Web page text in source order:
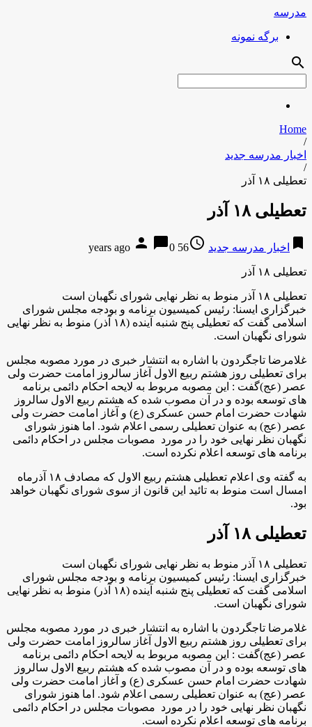
مدرسه
برگه نمونه
search
Home
/
اخبار مدرسه جدید
/
تعطیلی ۱۸ آذر
تعطیلی ۱۸ آذر
bookmark اخبار مدرسه جدید access_time
56 years ago
person chat_bubble0
تعطیلی ۱۸ آذر
تعطیلی ۱۸ آذر منوط به نظر نهایی شورای نگهبان است
خبرگزاری ایسنا: رئیس کمیسیون برنامه و بودجه مجلس شورای
اسلامی گفت که ‌تعطیلی پنج شنبه آینده (۱۸ آذر) منوط به نظر نهایی
شورای نگهبان است.
غلامرضا تاجگردون با اشاره به انتشار خبری در مورد مصوبه مجلس
برای تعطیلی روز هشتم ربیع الاول آغاز سالروز امامت حضرت ولی
عصر (عج)گفت : این مصوبه مربوط به لایحه احکام دائمی برنامه
های توسعه بوده و در آن مصوب شده که هشتم ربیع الاول سالروز
شهادت حضرت امام حسن عسکری (ع) و آغاز امامت حضرت ولی
عصر (عج) به عنوان تعطیلی رسمی اعلام شود. اما هنوز شورای
نگهبان نظر نهایی خود را در مورد مصوبات مجلس در احکام دائمی
برنامه های توسعه اعلام نکرده است.
به گفته وی اعلام تعطیلی هشتم ربیع الاول که مصادف ۱۸ آذرماه
امسال است منوط به تائید این قانون از سوی شورای نگهبان خواهد
بود.
تعطیلی ۱۸ آذر
تعطیلی ۱۸ آذر منوط به نظر نهایی شورای نگهبان است
خبرگزاری ایسنا: رئیس کمیسیون برنامه و بودجه مجلس شورای
اسلامی گفت که ‌تعطیلی پنج شنبه آینده (۱۸ آذر) منوط به نظر نهایی
شورای نگهبان است.
غلامرضا تاجگردون با اشاره به انتشار خبری در مورد مصوبه مجلس
برای تعطیلی روز هشتم ربیع الاول آغاز سالروز امامت حضرت ولی
عصر (عج)گفت : این مصوبه مربوط به لایحه احکام دائمی برنامه
های توسعه بوده و در آن مصوب شده که هشتم ربیع الاول سالروز
شهادت حضرت امام حسن عسکری (ع) و آغاز امامت حضرت ولی
عصر (عج) به عنوان تعطیلی رسمی اعلام شود. اما هنوز شورای
نگهبان نظر نهایی خود را در مورد مصوبات مجلس در احکام دائمی
برنامه های توسعه اعلام نکرده است.